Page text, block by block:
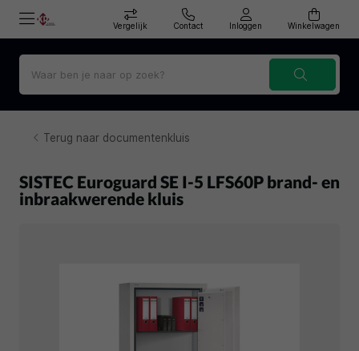
Vergelijk Contact Inloggen Winkelwagen
Terug naar documentenkluis
SISTEC Euroguard SE I-5 LFS60P brand- en
inbraakwerende kluis